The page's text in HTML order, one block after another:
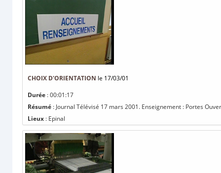
CHOIX D'ORIENTATION le 17/03/01
Durée : 00:01:17
Résumé : Journal Télévisé 17 mars 2001. Enseignement : Portes
Lieux : Epinal